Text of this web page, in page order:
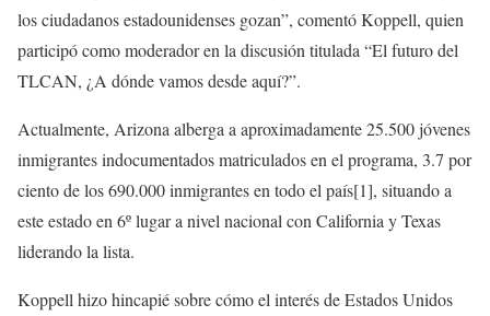
los ciudadanos estadounidenses gozan”, comentó Koppell, quien
participó como moderador en la discusión titulada “El futuro del
TLCAN, ¿A dónde vamos desde aquí?”.
Actualmente, Arizona alberga a aproximadamente 25.500 jóvenes
inmigrantes indocumentados matriculados en el programa, 3.7 por
ciento de los 690.000 inmigrantes en todo el país[1], situando a
este estado en 6º lugar a nivel nacional con California y Texas
liderando la lista.
Koppell hizo hincapié sobre cómo el interés de Estados Unidos